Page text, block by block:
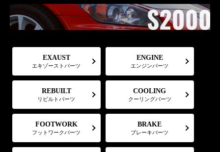
EXAUST
エキゾーストパーツ
ENGINE
エンジンパーツ
REBUILT
リビルトパーツ
COOLING
クーリングパーツ
FOOTWORK
フットワークパーツ
BRAKE
ブレーキパーツ